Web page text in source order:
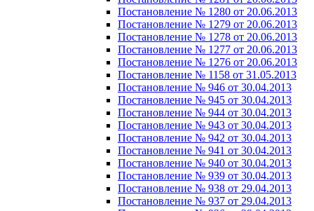
Постановление № 1280 от 20.06.2013
Постановление № 1279 от 20.06.2013
Постановление № 1278 от 20.06.2013
Постановление № 1277 от 20.06.2013
Постановление № 1276 от 20.06.2013
Постановление № 1158 от 31.05.2013
Постановление № 946 от 30.04.2013
Постановление № 945 от 30.04.2013
Постановление № 944 от 30.04.2013
Постановление № 943 от 30.04.2013
Постановление № 942 от 30.04.2013
Постановление № 941 от 30.04.2013
Постановление № 940 от 30.04.2013
Постановление № 939 от 30.04.2013
Постановление № 938 от 29.04.2013
Постановление № 937 от 29.04.2013